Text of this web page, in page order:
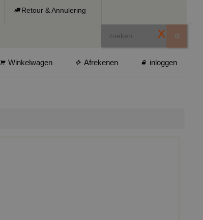
Retour & Annulering
X
Winkelwagen Afrekenen inloggen